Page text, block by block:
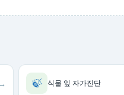
→ 🍃 식물 잎 자가진단